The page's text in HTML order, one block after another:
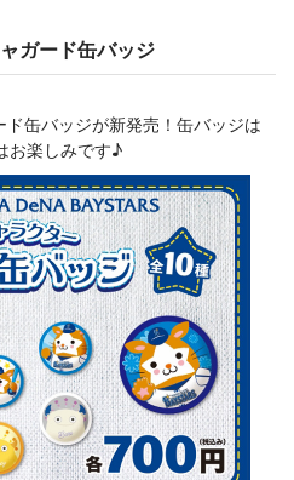
ガード缶バッジ
缶バッジが新発売！缶バッジは
お楽しみです♪